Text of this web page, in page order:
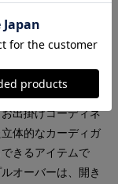
：フリー スカー
ク プルオーバ
出掛けコーディネ
体的なカーディガ
きるアイテムで
オーバーは、開き